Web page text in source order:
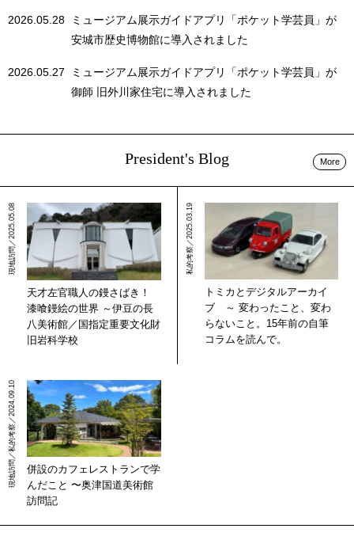
2026.05.28
ミュージアム展示ガイドアプリ「ポケット学芸員」が
安城市歴史博物館に導入されました
2026.05.27
ミュージアム展示ガイドアプリ「ポケット学芸員」が
御師 旧外川家住宅に導入されました
President's Blog More
現地訪問／2025.05.08
天才左官職人の鏝さばき！
漆喰鏝絵の世界 ～伊豆の長
八美術館／国指定重要文化財
旧岩科学校
私的考察／2025.03.19
トミカとデジタルアーカイ
ブ ～ 変わったこと、変わ
らないこと。15年前の自筆
コラムを読んで。
現地訪問／私的考察／2024.09.10
併設のカフェレストランで学
んだこと 〜奥津国道美術館
訪問記